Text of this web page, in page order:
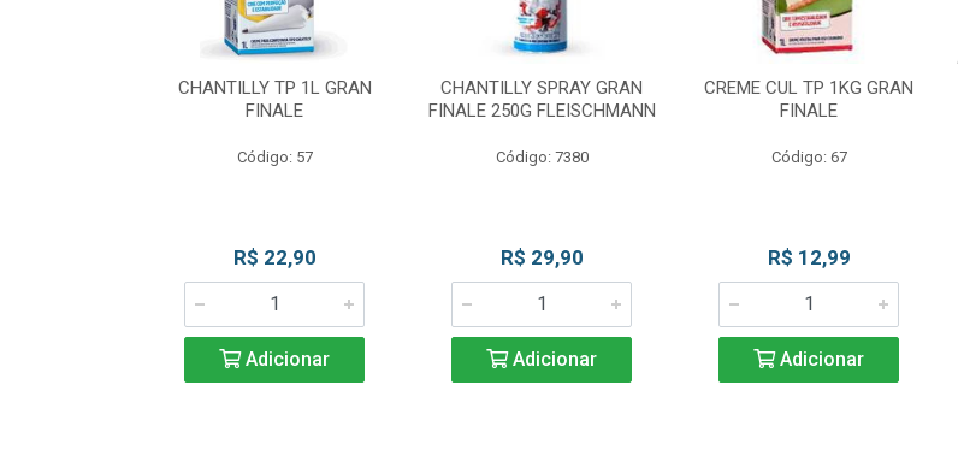
CHANTILLY TP 1L GRAN
FINALE
Código: 57
R$ 22,90
Adicionar
CHANTILLY SPRAY GRAN
FINALE 250G FLEISCHMANN
Código: 7380
R$ 29,90
Adicionar
CREME CUL TP 1KG GRAN
FINALE
Código: 67
R$ 12,99
Adicionar